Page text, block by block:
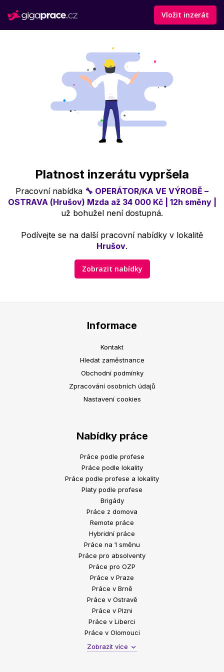
Vložit inzerát
Platnost inzerátu vypršela
Pracovní nabídka 🔧 OPERÁTOR/KA VE VÝROBĚ –
OSTRAVA (Hrušov) Mzda až 34 000 Kč | 12h směny |
už bohužel není dostupná.
Podívejte se na další pracovní nabídky v lokalitě
Hrušov.
Zobrazit nabídky
Informace
Kontakt
Hledat zaměstnance
Obchodní podmínky
Zpracování osobních údajů
Nastavení cookies
Nabídky práce
Práce podle profese
Práce podle lokality
Práce podle profese a lokality
Platy podle profese
Brigády
Práce z domova
Remote práce
Hybridní práce
Práce na 1 směnu
Práce pro absolventy
Práce pro OZP
Práce v Praze
Práce v Brně
Práce v Ostravě
Práce v Plzni
Práce v Liberci
Práce v Olomouci
Zobrazit více